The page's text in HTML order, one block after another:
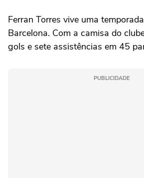
Ferran Torres vive uma
Barcelona. Com a camisa do
gols e sete assistências em 45
PUBLICIDADE